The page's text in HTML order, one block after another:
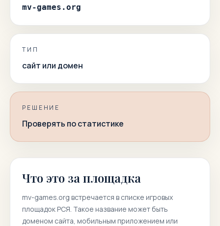
mv-games.org
ТИП
сайт или домен
РЕШЕНИЕ
Проверять по статистике
Что это за площадка
mv-games.org встречается в списке игровых
площадок РСЯ. Такое название может быть
доменом сайта, мобильным приложением или